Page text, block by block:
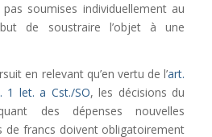
soumises individuellement au
de soustraire l’objet à une
en relevant qu’en vertu de l’art.
1 let. a Cst./SO, les décisions du
des dépenses nouvelles
de francs doivent obligatoirement